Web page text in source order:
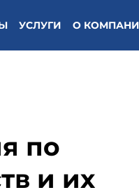
УСЛУГИ О
по
и их